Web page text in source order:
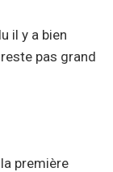
il y a bien
pas grand
première